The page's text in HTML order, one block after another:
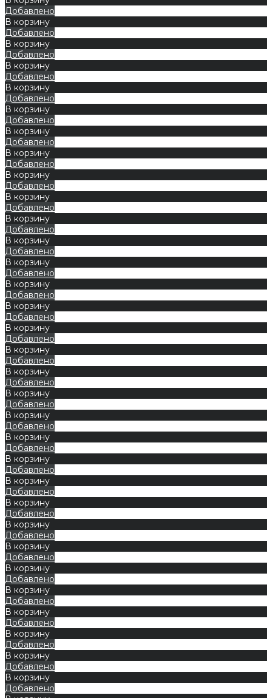
Добавлено
В корзину
Добавлено
В корзину
Добавлено
В корзину
Добавлено
В корзину
Добавлено
В корзину
Добавлено
В корзину
Добавлено
В корзину
Добавлено
В корзину
Добавлено
В корзину
Добавлено
В корзину
Добавлено
В корзину
Добавлено
В корзину
Добавлено
В корзину
Добавлено
В корзину
Добавлено
В корзину
Добавлено
В корзину
Добавлено
В корзину
Добавлено
В корзину
Добавлено
В корзину
Добавлено
В корзину
Добавлено
В корзину
Добавлено
В корзину
Добавлено
В корзину
Добавлено
В корзину
Добавлено
В корзину
Добавлено
В корзину
Добавлено
В корзину
Добавлено
В корзину
Добавлено
В корзину
Добавлено
В корзину
Добавлено
В корзину
Добавлено